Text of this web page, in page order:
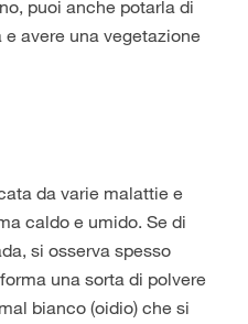
puoi anche potarla di
avere una vegetazione
da varie malattie e
caldo e umido. Se di
si osserva spesso
una sorta di polvere
bianco (oidio) che si